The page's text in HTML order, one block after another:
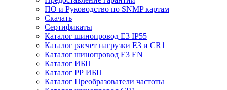
ПО и Руководство по SNMP картам
Скачать
Сертификаты
Каталог шинопровод E3 IP55
Каталог расчет нагрузки Е3 и CR1
Каталог шинопровод E3 EN
Каталог ИБП
Каталог РР ИБП
Каталог Преобразователи частоты